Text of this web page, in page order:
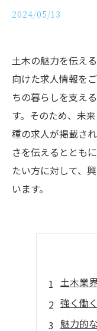
2024/05/13
土木の魅力を伝え
向けた求人情報を
ちの暮らしを支え
す。そのため、未
種の求人が掲載さ
さを伝えるととも
たい方に対して、
います。
土木業
強く働
魅力的